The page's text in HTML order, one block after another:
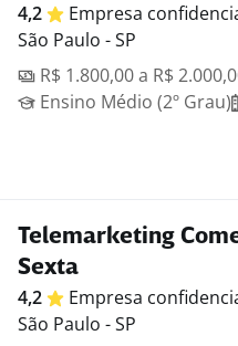
4,2 Empresa
São Paulo - SP
R$ 1.800,00 a R$
Ensino Médio (2º Grau)
Telemarketing
Sexta
4,2 Empresa
São Paulo - SP